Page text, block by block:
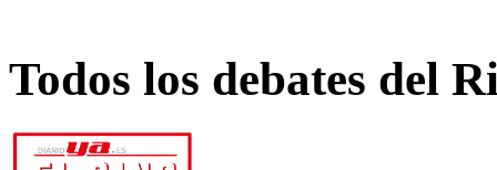
Todos los debates del